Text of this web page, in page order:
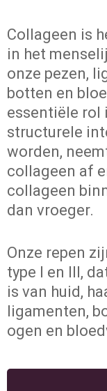
Collageen is
in het
onze pezen,
botten en
essentiële rol
structurele
worden,
collageen af
collageen
dan vroeger.
Onze repen
type I en III,
is van huid,
ligamenten,
ogen en